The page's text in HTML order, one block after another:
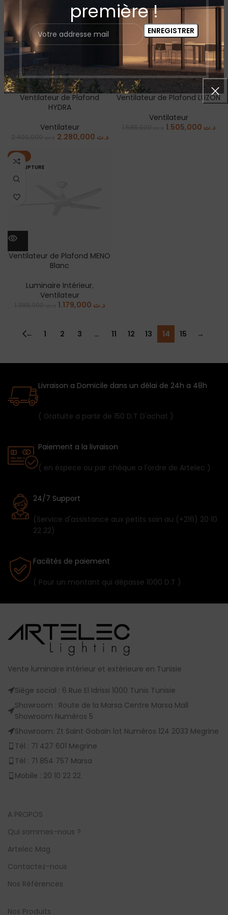
première !
Ventilateur de Plafond
HYDRA
Ventilateur
د.ت
EN RUPTURE
Ventilateur de Plafond LUZON
Ventilateur
د.ت
-15%
EN RUPTURE
Ventilateur de Plafond MENO
Blanc
Luminaire Intérieur,
Ventilateur
د.ت
← 1 2 3 … 11 12 13 14 15 →
Livraison a Domicile dans un délai de 24h a 48h
( Gratuite a partir de 150 D.T D'achat )
Paiement a la livraison
( en éspece ou par chéque a l'ordre de Artelec )
24/7 Support
(Service d'assistance aux petits soin au (+216) 20 10
22 22)
Facilités de paiement
( Pour un montant qui dépasse 1000 D.T )
Vente luminaire intérieur et extérieure en Tunisie
Siège social : 6 Rue El Idrissi 1000 Tunis Tunisie
Showroom : Route de la Marsa Centre Marsa Mall
Showroom Numèros 5
Showroom: Zt Saint Gobain lot Numèros 124 2033 Megrine
Tél : 71 427 601 Megrine
Tél : 71 854 757 Marsa
Mobile : 20 10 22 22
A PROPOS
Qui sommes-nous ?
Artelec Mag
Contactez-nous
Nos Références
Nos Produits